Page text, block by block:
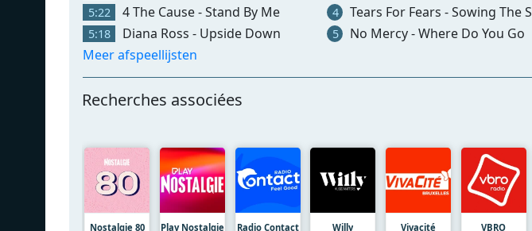
5:22 4 The Cause - Stand By Me
5:18
Diana Ross - Upside Down
Meer afspeellijsten
4 Tears For Fears - Sowing The Seeds Of Love
5 No Mercy - Where Do You Go
Recherches associées
Nostalgie 80 Play Nostalgie Radio Contact Willy Vivacité VBRO